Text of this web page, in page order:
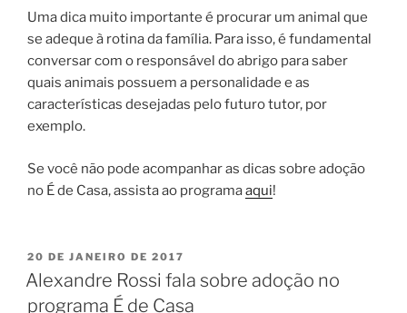
Uma dica muito importante é procurar um animal que
se adeque à rotina da família. Para isso, é fundamental
conversar com o responsável do abrigo para saber
quais animais possuem a personalidade e as
características desejadas pelo futuro tutor, por
exemplo.
Se você não pode acompanhar as dicas sobre adoção
no É de Casa, assista ao programaaqui!
20 DE JANEIRO DE 2017
Alexandre Rossi fala sobre adoção no
programa É de Casa